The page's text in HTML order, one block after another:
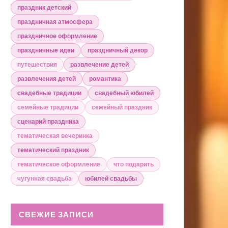
праздник детский
праздничная атмосфера
праздничное оформление
праздничные идеи
праздничный декор
путешествия
развлечение детей
развлечения детей
романтика
свадебные традиции
свадебный юбилей
семейные традиции
семейный праздник
сценарий праздника
тематическая вечеринка
тематический праздник
тематическое оформление
что подарить
чугунная свадьба
юбилей свадьбы
СВЕЖИЕ ЗАПИСИ